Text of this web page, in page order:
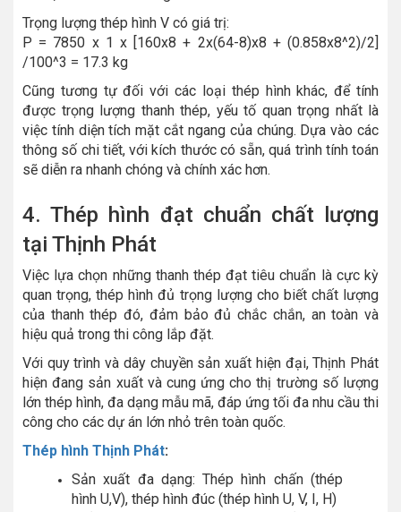
Trọng lượng thép hình V có giá trị:
P = 7850 x 1 x [160x8 + 2x(64-8)x8 + (0.858x8^2)/2]
/100^3 = 17.3 kg
Cũng tương tự đối với các loại thép hình khác, để tính
được trọng lượng thanh thép, yếu tố quan trọng nhất là
việc tính diện tích mặt cắt ngang của chúng. Dựa vào các
thông số chi tiết, với kích thước có sẵn, quá trình tính toán
sẽ diễn ra nhanh chóng và chính xác hơn.
4. Thép hình đạt chuẩn chất lượng
tại Thịnh Phát
Việc lựa chọn những thanh thép đạt tiêu chuẩn là cực kỳ
quan trọng, thép hình đủ trọng lượng cho biết chất lượng
của thanh thép đó, đảm bảo đủ chắc chắn, an toàn và
hiệu quả trong thi công lắp đặt.
Với quy trình và dây chuyền sản xuất hiện đại, Thịnh Phát
hiện đang sản xuất và cung ứng cho thị trường số lượng
lớn thép hình, đa dạng mẫu mã, đáp ứng tối đa nhu cầu thi
công cho các dự án lớn nhỏ trên toàn quốc.
Thép hình Thịnh Phát:
Sản xuất đa dạng: Thép hình chấn (thép
hình U,V), thép hình đúc (thép hình U, V, I, H)